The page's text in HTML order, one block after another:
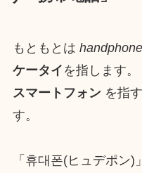
もともとは handphone
ケータイ を指します。
スマートフォンを指
す。
「휴대폰(ヒュデポン